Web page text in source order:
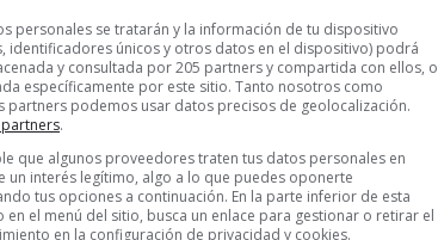
personales se tratarán y la información de tu dispositivo
identificadores únicos y otros datos en el dispositivo) podrá
y consultada por 205 partners y compartida con ellos, o
específicamente por este sitio. Tanto nosotros como
partners podemos usar datos precisos de geolocalización.
.
que algunos proveedores traten tus datos personales en
un interés legítimo, algo a lo que puedes oponerte
tus opciones a continuación. En la parte inferior de esta
en el menú del sitio, busca un enlace para gestionar o retirar el
en la configuración de privacidad y cookies.